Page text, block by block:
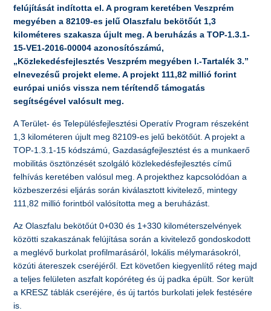
felújítását indította el. A program keretében Veszprém
megyében a 82109-es jelű Olaszfalu bekötőút 1,3
kilométeres szakasza újult meg. A beruházás a TOP-1.3.1-
15-VE1-2016-00004 azonosítószámú,
„Közlekedésfejlesztés Veszprém megyében I.-Tartalék 3.”
elnevezésű projekt eleme. A projekt 111,82 millió forint
európai uniós vissza nem térítendő támogatás
segítségével valósult meg.
A Terület- és Településfejlesztési Operatív Program részeként
1,3 kilométeren újult meg 82109-es jelű bekötőút. A projekt a
TOP-1.3.1-15 kódszámú, Gazdaságfejlesztést és a munkaerő
mobilitás ösztönzését szolgáló közlekedésfejlesztés című
felhívás keretében valósul meg. A projekthez kapcsolódóan a
közbeszerzési eljárás során kiválasztott kivitelező, mintegy
111,82 millió forintból valósította meg a beruházást.
Az Olaszfalu bekötőút 0+030 és 1+330 kilométerszelvények
közötti szakaszának felújítása során a kivitelező gondoskodott
a meglévő burkolat profilmarásáról, lokális mélymarásokról,
közúti átereszek cseréjéről. Ezt követően kiegyenlítő réteg majd
a teljes felületen aszfalt kopóréteg és új padka épült. Sor került
a KRESZ táblák cseréjére, és új tartós burkolati jelek festésére
is.